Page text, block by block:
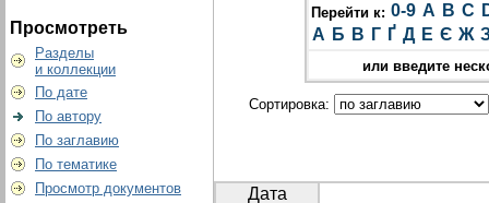
Просмотреть
Разделы
и коллекции
По дате
По автору
По заглавию
По тематике
Просмотр документов
Перейти к: 0-9 A B C
А Б В Г Ґ Д Е Є Ж
или введите
Сортировка:
Дата